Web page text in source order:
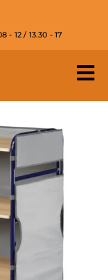
- 12 / 13.30 - 17